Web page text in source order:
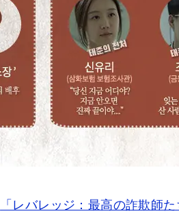
「レバレッジ：最高の詐欺師